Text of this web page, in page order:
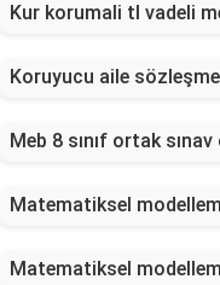
Kur korumali tl vadeli
Koruyucu aile
Meb 8 sınıf ortak
Matematiksel
Matematiksel